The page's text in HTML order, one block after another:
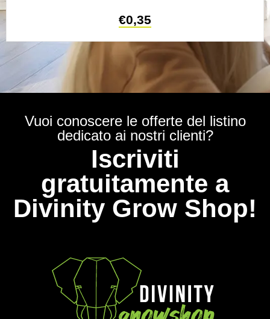
€0,35
Vuoi conoscere le offerte del listino
dedicato ai nostri clienti?
Iscriviti
gratuitamente a
Divinity Grow Shop!